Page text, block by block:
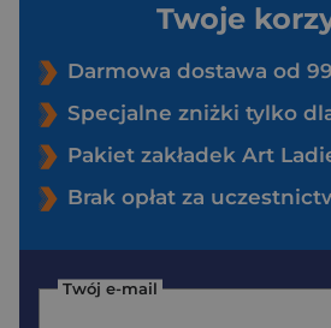
Twoje
Darmowa dostawa od 99
Specjalne zniżki tylko
Pakiet zakładek Art
Brak opłat za
Twój e-mail